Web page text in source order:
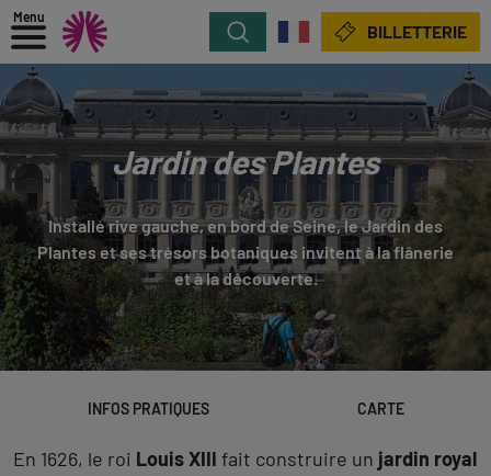
Menu
Rechercher BILLETTERIE
Jardin des Plantes
Installé rive gauche, en bord de Seine, le Jardin des
Plantes et ses trésors botaniques invitent à la flânerie
et à la découverte.
INFOS PRATIQUES CARTE
En 1626, le roi Louis XIII fait construire un jardin royal